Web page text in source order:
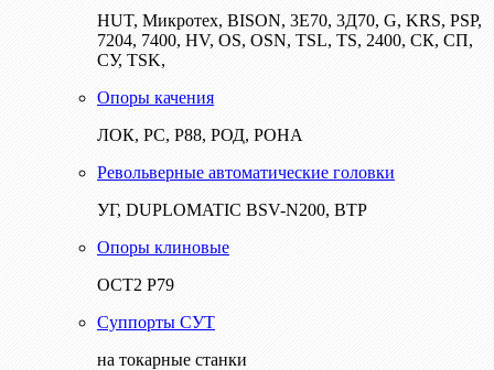
HUT, Микротех, BISON, 3Е70, 3Д70, G, KRS, PSP,
7204, 7400, HV, OS, OSN, TSL, TS, 2400, СК, СП,
СУ, TSK,
Опоры качения
ЛОК, РС, Р88, РОД, РОНА
Револьверные автоматические головки
УГ, DUPLOMATIC BSV-N200, ВТР
Опоры клиновые
ОСТ2 Р79
Суппорты СУТ
на токарные станки